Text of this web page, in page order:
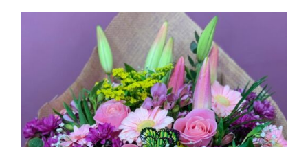
AÑADIR AL CARRITO
/